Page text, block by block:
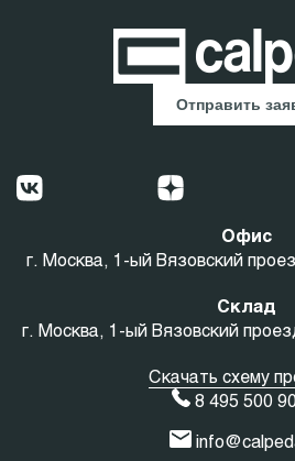
Отправить
Офис
г. Москва, 1-ый Вязовский
Склад
г. Москва, 1-ый Вязовский
Скачать схему
8 495 500